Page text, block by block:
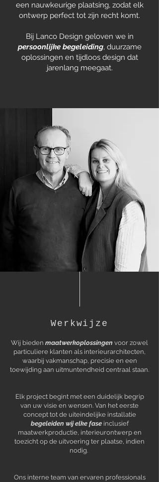
een nauwkeurige plaatsing, zodat elk
ontwerp perfect tot zijn recht komt.
Bij Lanco Design geloven we in
persoonlijke begeleiding, duurzame
oplossingen en tijdloos design dat
jarenlang meegaat.
Werkwijze
Wij bieden maatwerkoplossingen voor zowel
particuliere klanten als interieurarchitecten,
waarbij vakmanschap, precisie en een
toewijding aan uitmuntendheid centraal staan.
Elk project begint met een duidelijk begrip
van uw visie en wensen. Van het eerste
concept tot de uiteindelijke installatie
begeleiden wij elke faseinclusief
maatwerkproductie, interieurontwerp en
toezicht op de uitvoering ter plaatse, indien
nodig.
Ons interne team van ervaren professionals